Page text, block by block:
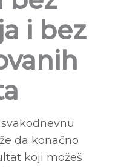
i bez
da konačno
koji možeš